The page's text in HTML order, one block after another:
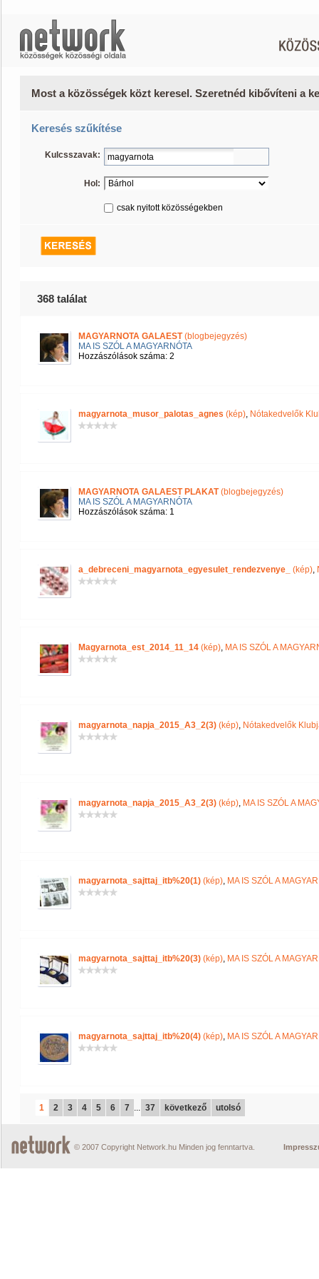
Most a közösségek közt keresel. Szeretnéd kibővíteni a
Keresés szűkítése
Kulcsszavak:
Hol:
csak nyitott közösségekben
368 találat
MAGYARNOTA GALAEST(blogbejegyzés)
MA IS SZÓL A MAGYARNÓTA
Hozzászólások száma: 2
magyarnota_musor_palotas_agnes (kép), Nótakedvelők
MAGYARNOTA GALAEST PLAKAT(blogbejegyzés)
MA IS SZÓL A MAGYARNÓTA
Hozzászólások száma: 1
a_debreceni_magyarnota_egyesulet_rendezvenye_ (kép),
Magyarnota_est_2014_11_14 (kép), MA IS SZÓL A
magyarnota_napja_2015_A3_2(3) (kép), Nótakedvelők
magyarnota_napja_2015_A3_2(3) (kép), MA IS SZÓL A
magyarnota_sajttaj_itb%20(1) (kép), MA IS SZÓL A
magyarnota_sajttaj_itb%20(3) (kép), MA IS SZÓL A
magyarnota_sajttaj_itb%20(4) (kép), MA IS SZÓL A
1 2 3 4 5 6 7 ... 37 következő utolsó
© 2007 Copyright Network.hu Minden jog fenntartva.